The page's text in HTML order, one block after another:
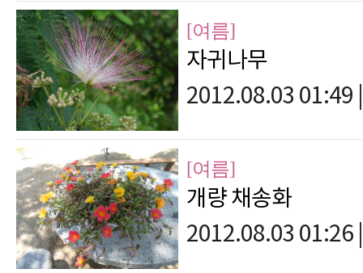
[여름]
자귀나무
2012.08.03 01:49
[여름]
개량 채송화
2012.08.03 01:26